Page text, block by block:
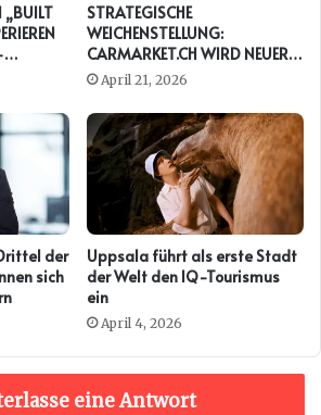
„BUILT
STRATEGISCHE
WEICHENSTELLUNG:
CARMARKET.CH WIRD NEUER
PRESENTING PARTNER DER
AUTO ZÜRICH
April 21, 2026
der
sich
Uppsala führt als erste Stadt
der Welt den IQ-Tourismus
ein
April 4, 2026
eine Antwort